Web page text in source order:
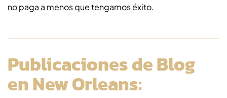
no paga a menos que tengamos éxito.
Publicaciones de Blog
en New Orleans: